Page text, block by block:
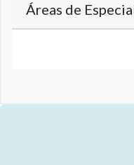
Áreas de